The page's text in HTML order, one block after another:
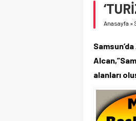
Anasayfa »
alanları